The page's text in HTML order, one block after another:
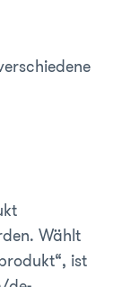
Wählt
ist